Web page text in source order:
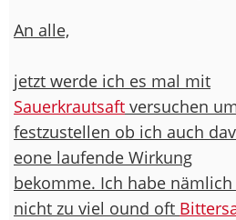
An alle,
jetzt werde ich es mal mit
Sauerkrautsaft versuchen
festzustellen ob ich auch
eone laufende Wirkung
bekomme. Ich habe
nicht zu viel ound oft